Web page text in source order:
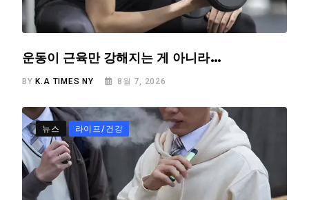
운동이 근육만 강해지는 게 아니라…
BY K.A TIMES NY 8월 7, 2026
뉴스 라이프/건강